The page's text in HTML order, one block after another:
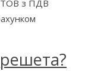
ТОВ з ПДВ